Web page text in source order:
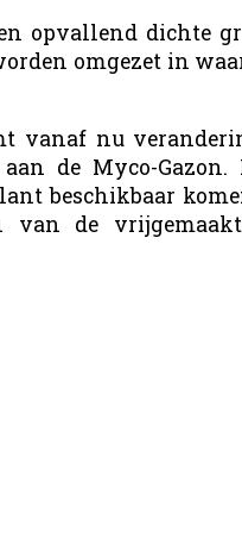
opvallend dichte
omgezet in
vanaf nu
de Myco-
beschikbaar
de